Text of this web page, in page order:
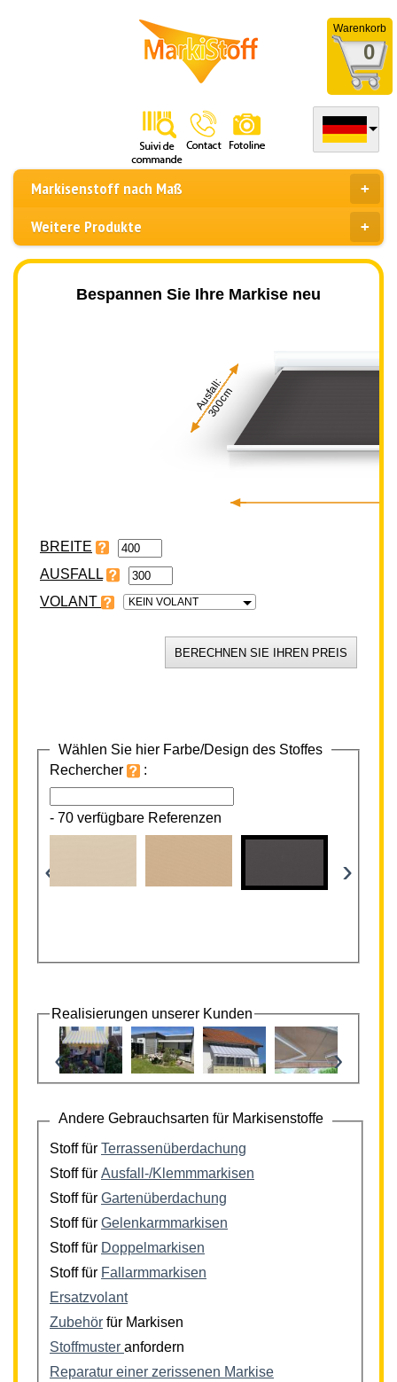
Warenkorb
0
Markisenstoff nach Maß
Weitere Produkte
Bespannen Sie Ihre Markise neu
Ausfall:
300cm
BREITE
VOLANT KEIN VOLANT
Wählen Sie hier Farbe/Design des Stoffes
Rechercher
:
- 70 verfügbare Referenzen
‹ ›
Realisierungen unserer Kunden
‹ ›
Andere Gebrauchsarten für Markisenstoffe
Stoff für Terrassenüberdachung
Stoff für Ausfall-/Klemmmarkisen
Stoff für Gartenüberdachung
Stoff für Gelenkarmmarkisen
Stoff für Doppelmarkisen
Stoff für Fallarmmarkisen
Ersatzvolant
Zubehör für Markisen
Stoffmuster anfordern
Reparatur einer zerissenen Markise